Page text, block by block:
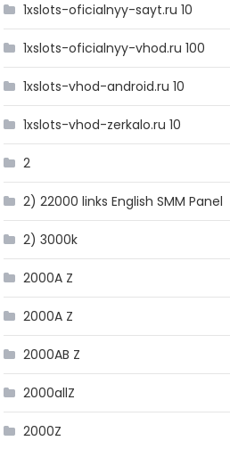
1xslots-oficialnyy-sayt.ru 10
1xslots-oficialnyy-vhod.ru 100
1xslots-vhod-android.ru 10
1xslots-vhod-zerkalo.ru 10
2
2) 22000 links English SMM Panel
2) 3000k
2000A Z
2000A Z
2000AB Z
2000allZ
2000Z